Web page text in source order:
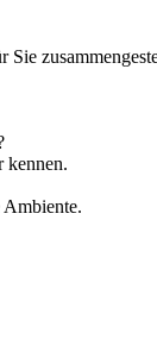
Sie
kennen.
Ambiente.